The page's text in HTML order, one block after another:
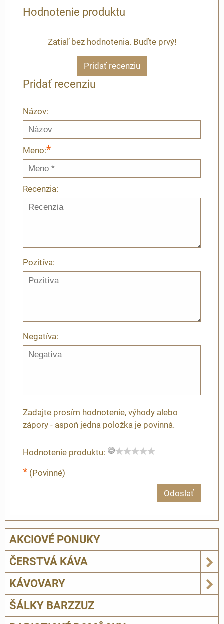
Hodnotenie produktu
Zatiaľ bez hodnotenia. Buďte prvý!
Pridať recenziu
Pridať recenziu
Názov:
Meno:*
Recenzia:
Pozitíva:
Negatíva:
Zadajte prosím hodnotenie, výhody alebo
zápory - aspoň jedna položka je povinná.
Hodnotenie produktu:
* (Povinné)
Odoslať
AKCIOVÉ PONUKY
ČERSTVÁ KÁVA
KÁVOVARY
ŠÁLKY BARZZUZ